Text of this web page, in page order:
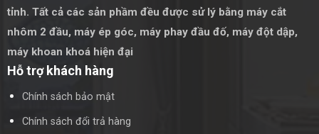
tỉnh. Tất cả các sản phầm đều được sử lý bằng máy cắt
nhôm 2 đầu, máy ép góc, máy phay đầu đố, máy đột dập,
máy khoan khoá hiện đại
Hỗ trợ khách hàng
Chính sách bảo mật
Chính sách đổi trả hàng